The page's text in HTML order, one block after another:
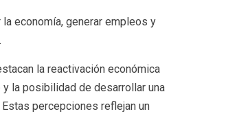
economía, generar empleos y
la reactivación económica
la posibilidad de desarrollar una
percepciones reflejan un